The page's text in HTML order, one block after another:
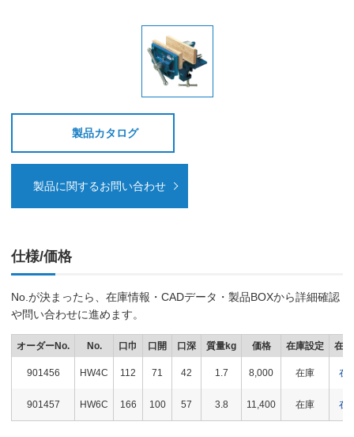
製品カタログ
製品に関するお問い合わせ
仕様/価格
No.が決まったら、在庫情報・CADデータ・製品BOXから詳細確認
や問い合わせに進めます。
オーダーNo. No. 口巾 口開 口深 質量kg 価格 在庫設定 在
901456 HW4C 112 71 42 1.7 8,000 在庫 在
901457 HW6C 166 100 57 3.8 11,400 在庫 在